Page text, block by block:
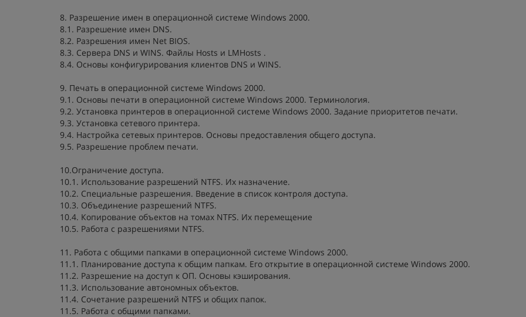
8. Разрешение имен в операционной системе Windows 2000.
8.1. Разрешение имен DNS.
8.2. Разрешения имен Net BIOS.
8.3. Сервера DNS и WINS. Файлы Hosts и LMHosts .
8.4. Основы конфигурирования клиентов DNS и WINS.
9. Печать в операционной системе Windows 2000.
9.1. Основы печати в операционной системе Windows 2000. Терминология.
9.2. Установка принтеров в операционной системе Windows 2000. Задание приоритетов печати.
9.3. Установка сетевого принтера.
9.4. Настройка сетевых принтеров. Основы предоставления общего доступа.
9.5. Разрешение проблем печати.
10.Ограничение доступа.
10.1. Использование разрешений NTFS. Их назначение.
10.2. Специальные разрешения. Введение в список контроля доступа.
10.3. Объединение разрешений NTFS.
10.4. Копирование объектов на томах NTFS. Их перемещение
10.5. Работа с разрешениями NTFS.
11. Работа с общими папками в операционной системе Windows 2000.
11.1. Планирование доступа к общим папкам. Его открытие в операционной системе Windows 2000.
11.2. Разрешение на доступ к ОП. Основы кэширования.
11.3. Использование автономных объектов.
11.4. Сочетание разрешений NTFS и общих папок.
11.5. Работа с общими папками.